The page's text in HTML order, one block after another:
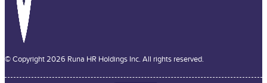
© Copyright 2026 Runa HR Holdings Inc. All rights reserved.